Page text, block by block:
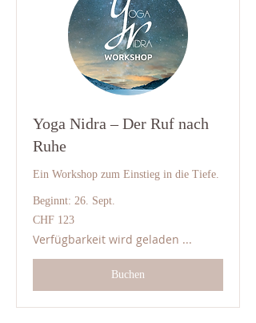
Yoga Nidra – Der Ruf nach
Ruhe
Ein Workshop zum Einstieg in die Tiefe.
Beginnt: 26. Sept.
123
Schweizer
CHF 123
Verfügbarkeit wird geladen ...
Buchen